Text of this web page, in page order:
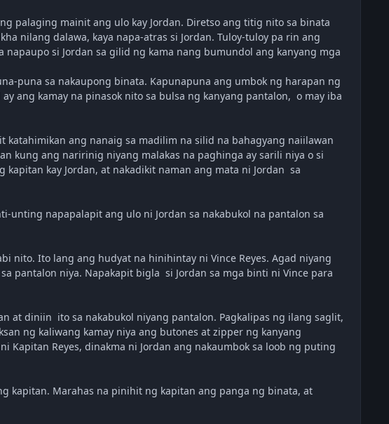
palaging mainit ang ulo kay Jordan. Diretso ang titig nito sa binata
nilang dalawa, kaya napa-atras si Jordan. Tuloy-tuloy pa rin ang
si Jordan sa gilid ng kama nang bumundol ang kanyang mga
puna sa nakaupong binata. Kapunapuna ang umbok ng harapan ng
ang kamay na pinasok nito sa bulsa ng kanyang pantalon, o may iba
ang nanaig sa madilim na silid na bahagyang naiilawan
kung ang naririnig niyang malakas na paghinga ay sarili niya o si
kay Jordan, at nakadikit naman ang mata ni Jordan sa
unting napapalapit ang ulo ni Jordan sa nakabukol na pantalon sa
nito. Ito lang ang hudyat na hinihintay ni Vince Reyes. Agad niyang
pantalon niya. Napakapit bigla si Jordan sa mga binti ni Vince para
at diniin ito sa nakabukol niyang pantalon. Pagkalipas ng ilang saglit,
ng kaliwang kamay niya ang butones at zipper ng kanyang
Kapitan Reyes, dinakma ni Jordan ang nakaumbok sa loob ng puting
kapitan. Marahas na pinihit ng kapitan ang panga ng binata, at